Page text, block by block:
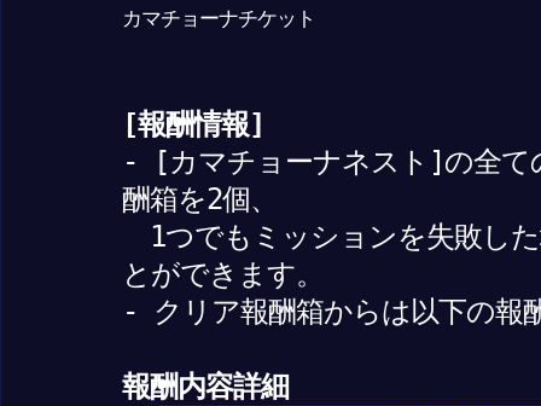
カマチョーナチケット
[報酬情報]
- [カマチョーナネスト]の全て
酬箱を2個、
1つでもミッションを失敗し
とができます。
- クリア報酬箱からは以下の報
報酬内容詳細